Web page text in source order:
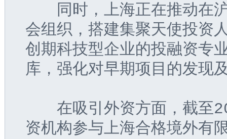
同时，上海正在推动在沪
会组织，搭建集聚天使投资
创期科技型企业的投融资专
库，强化对早期项目的发现
在吸引外资方面，截至
资机构参与上海合格境外有